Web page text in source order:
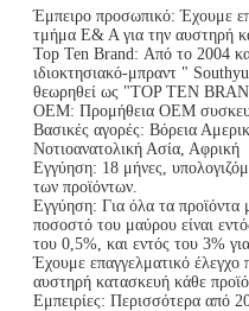
Έμπειρο προσωπικό: Έχουμε
τμήμα Ε& Α για την αυστηρή
Top Ten Brand: Από το 2004
ιδιοκτησιακό-μπραντ "
θεωρηθεί ως "TOP TEN
OEM: Προμήθεια OEM
Βασικές αγορές: Βόρεια
Νοτιοανατολική Ασία, Αφρική
Εγγύηση: 18 μήνες,
των προϊόντων.
Εγγύηση: Για όλα τα προϊόντα
ποσοστό του μαύρου είναι
του 0,5%, και εντός του 3%
Έχουμε επαγγελματικό
αυστηρή κατασκευή κάθε
Εμπειρίες: Περισσότερα από